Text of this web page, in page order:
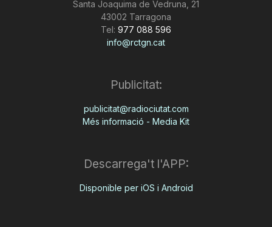
Santa Joaquima de Vedruna, 21
43002 Tarragona
Tel: 977 088 596
info@rctgn.cat
Publicitat:
publicitat@radiociutat.com
Més informació - Media Kit
Descarrega't l'APP:
Disponible per iOS i Android